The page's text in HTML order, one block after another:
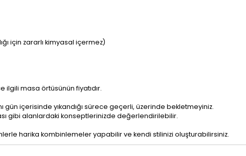
için zararlı kimyasal içermez)
masa örtüsünün fiyatıdır.
gün içerisinde yıkandığı sürece geçerli, üzerinde bekletmeyiniz.
gibi alanlardaki konseptlerinizde değerlendirilebilir.
harika kombinlemeler yapabilir ve kendi stilinizi oluşturabilirsiniz.